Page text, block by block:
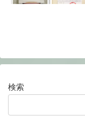
検索